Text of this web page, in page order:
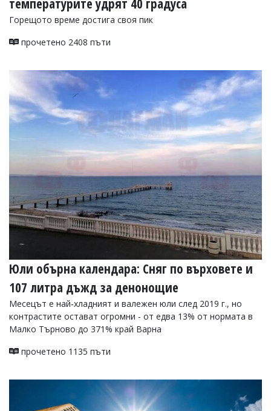
Ако
откриете
за
моля
сигнализирайте
ни!
температурите удрят 40 градуса
Горещото време достига своя пик
прочетено 2408 пъти
Юли обърна календара: Сняг по върховете и
107 литра дъжд за денонощие
Месецът е най-хладният и валежен юли след 2019 г., но
контрастите остават огромни - от едва 13% от нормата в
Малко Търново до 371% край Варна
прочетено 1135 пъти